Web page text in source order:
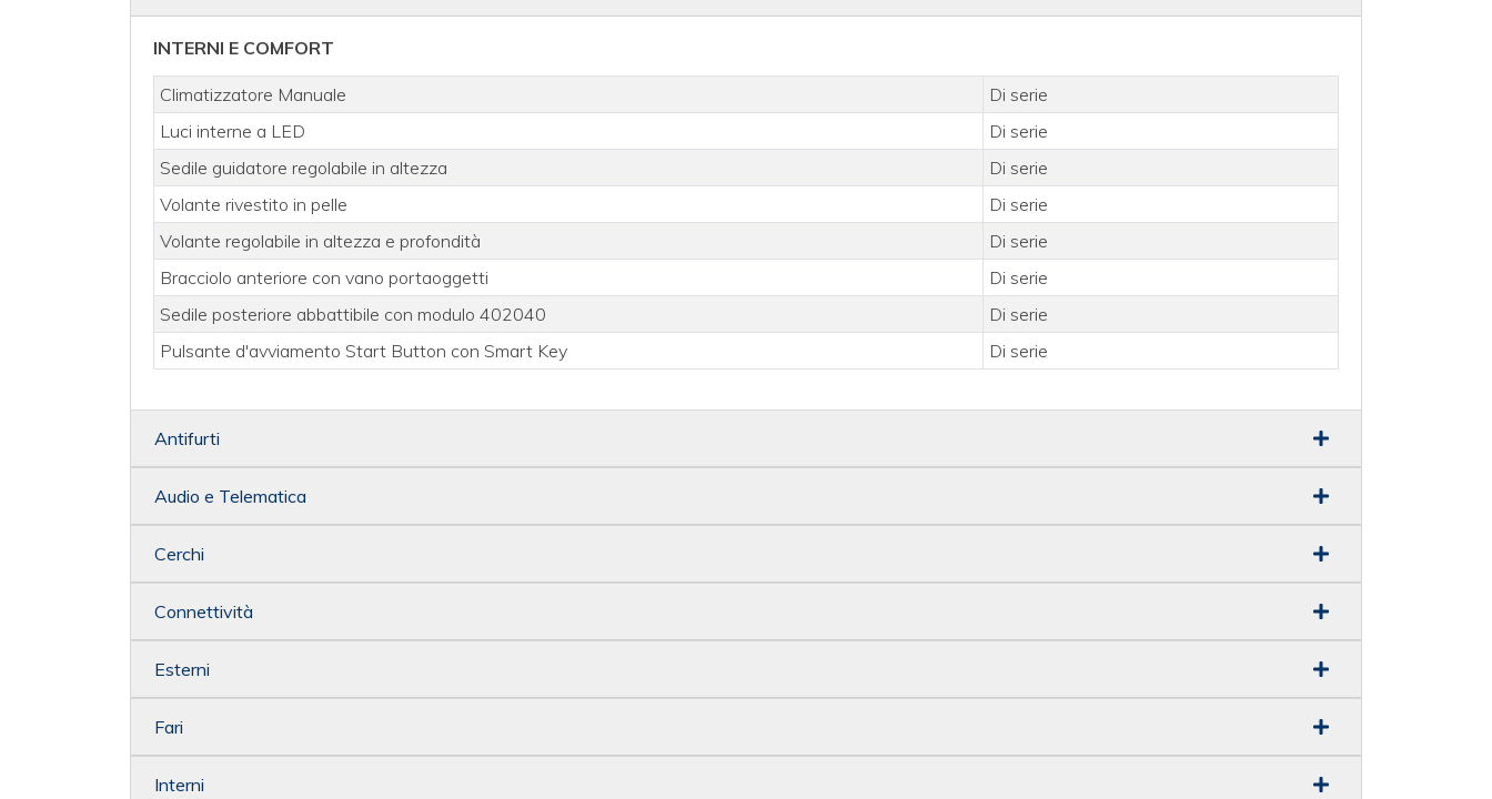
INTERNI E COMFORT
Climatizzatore Manuale
Di serie
Luci interne a LED
Di serie
Sedile guidatore regolabile in altezza
Di serie
Volante rivestito in pelle
Di serie
Volante regolabile in altezza e profondità
Di serie
Bracciolo anteriore con vano portaoggetti
Di serie
Sedile posteriore abbattibile con modulo 402040
Di serie
Pulsante d'avviamento Start Button con Smart Key
Di serie
Antifurti
Audio e Telematica
Cerchi
Connettività
Esterni
Fari
Interni